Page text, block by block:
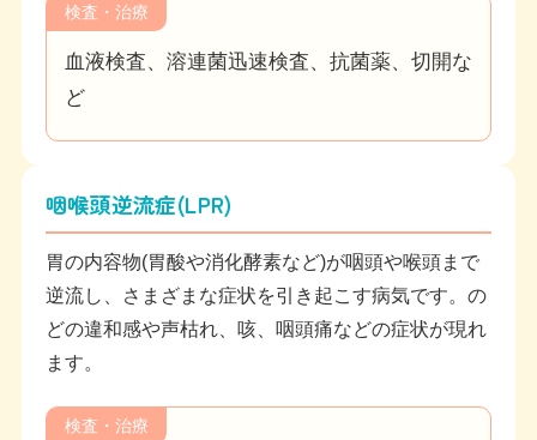
検査・治療
血液検査、溶連菌迅速検査、抗菌薬、切開な
ど
咽喉頭逆流症(LPR)
胃の内容物(胃酸や消化酵素など)が咽頭や喉頭まで
逆流し、さまざまな症状を引き起こす病気です。の
どの違和感や声枯れ、咳、咽頭痛などの症状が現れ
ます。
検査・治療